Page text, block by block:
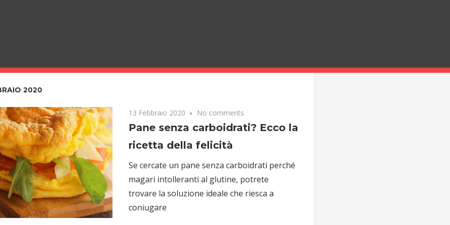
2020
13 Febbraio 2020 No comments
Pane senza carboidrati? Ecco la
ricetta della felicità
Se cercate un pane senza carboidrati perché
magari intolleranti al glutine, potrete
trovare la soluzione ideale che riesca a
coniugare